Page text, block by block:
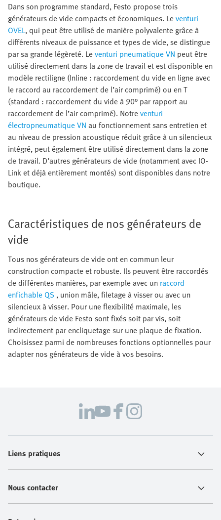
Dans son programme standard, Festo propose trois
générateurs de vide compacts et économiques. Leventuri
OVEL, qui peut être utilisé de manière polyvalente grâce à
différents niveaux de puissance et types de vide, se distingue
par sa grande légèreté. Leventuri pneumatique VN peut être
utilisé directement dans la zone de travail et est disponible en
modèle rectiligne (Inline : raccordement du vide en ligne avec
le raccord au raccordement de l’air comprimé) ou en T
(standard : raccordement du vide à 90° par rapport au
raccordement de l’air comprimé). Notreventuri
électropneumatique VN au fonctionnement sans entretien et
au niveau de pression acoustique réduit grâce à un silencieux
intégré, peut également être utilisé directement dans la zone
de travail. D’autres générateurs de vide (notamment avec IO-
Link et déjà entièrement montés) sont disponibles dans notre
boutique.
Caractéristiques de nos générateurs de
vide
Tous nos générateurs de vide ont en commun leur
construction compacte et robuste. Ils peuvent être raccordés
de différentes manières, par exemple avec un raccord
enfichable QS , union mâle, filetage à visser ou avec un
silencieux à visser. Pour une flexibilité maximale, les
générateurs de vide Festo sont fixés soit par vis, soit
indirectement par encliquetage sur une plaque de fixation.
Choisissez parmi de nombreuses fonctions optionnelles pour
adapter nos générateurs de vide à vos besoins.
Liens pratiques
Nous contacter